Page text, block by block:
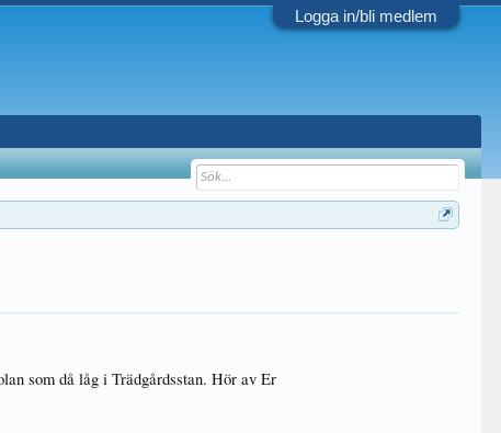
Logga in/bli medlem
som då låg i Trädgårdsstan. Hör av Er